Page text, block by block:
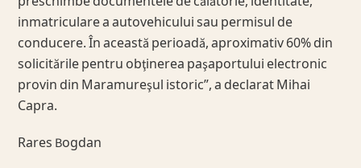
inmatriculare a autovehicului sau permisul de
conducere. În această perioadă, aproximativ 60% din
solicitările pentru obţinerea paşaportului electronic
provin din Maramureşul istoric”, a declarat Mihai
Capra.
Rares Bogdan